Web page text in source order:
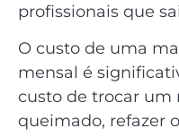
profissionais que
O custo de uma
mensal é
custo de trocar um
queimado, refazer